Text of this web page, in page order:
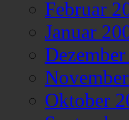
Februar
Januar
Oktober